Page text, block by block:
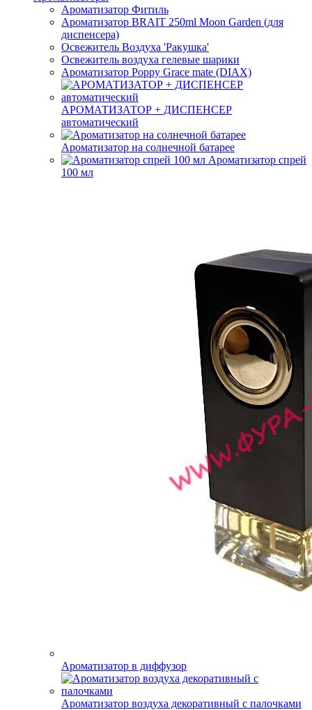
Ароматизатор Фитиль
Ароматизатор BRAIT 250ml Moon Garden (для
диспенсера)
Освежитель Воздуха 'Ракушка'
Освежитель воздуха гелевые шарики
Ароматизатор Poppy Grace mate (DIAX)
АРОМАТИЗАТОР + ДИСПЕНСЕР
автоматический
Ароматизатор на солнечной батарее
Ароматизатор спрей
100 мл
Ароматизатор в диффузор
Ароматизатор воздуха декоративный с палочками